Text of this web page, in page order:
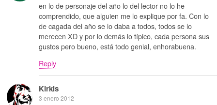
en lo de personaje del año lo del lector no lo he
comprendido, que alguien me lo explique por fa. Con lo
de cagada del año se lo daba a todos, todos se lo
merecen XD y por lo demás lo típico, cada persona sus
gustos pero bueno, está todo genial, enhorabuena.
Reply
Kirkis
3 enero 2012